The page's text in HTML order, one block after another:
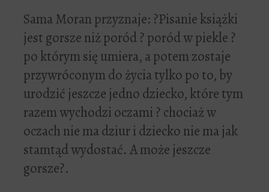
Sama Moran przyznaje: ?Pisanie książki
jest gorsze niż poród ? poród w piekle ?
po którym się umiera, a potem zostaje
przywróconym do życia tylko po to, by
urodzić jeszcze jedno dziecko, które tym
razem wychodzi oczami ? chociaż w
oczach nie ma dziur i dziecko nie ma jak
stamtąd wydostać. A może jeszcze
gorsze?.